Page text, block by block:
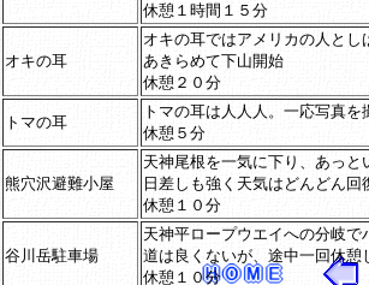
休憩１時間１５分
オキの耳
オキの耳ではアメリカの人と
あきらめて下山開始
休憩２０分
トマの耳
トマの耳は人人人。一応写真
休憩５分
熊穴沢避難小屋
天神尾根を一気に下り、あっ
日差しも強く天気はどんどん
休憩１０分
谷川岳駐車場
天神平ロープウエイへの分岐
道は良くないが、途中一回休
休憩１０分